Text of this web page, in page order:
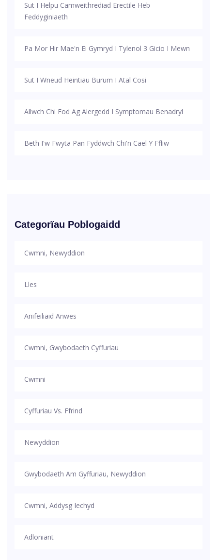
Sut I Helpu Camweithrediad Erectile Heb
Feddyginiaeth
Pa Mor Hir Mae'n Ei Gymryd I Tylenol 3 Gicio I Mewn
Sut I Wneud Heintiau Burum I Atal Cosi
Allwch Chi Fod Ag Alergedd I Symptomau Benadryl
Beth I'w Fwyta Pan Fyddwch Chi'n Cael Y Ffliw
Categorïau Poblogaidd
Cwmni, Newyddion
Lles
Anifeiliaid Anwes
Cwmni, Gwybodaeth Cyffuriau
Cwmni
Cyffuriau Vs. Ffrind
Newyddion
Gwybodaeth Am Gyffuriau, Newyddion
Cwmni, Addysg Iechyd
Adloniant